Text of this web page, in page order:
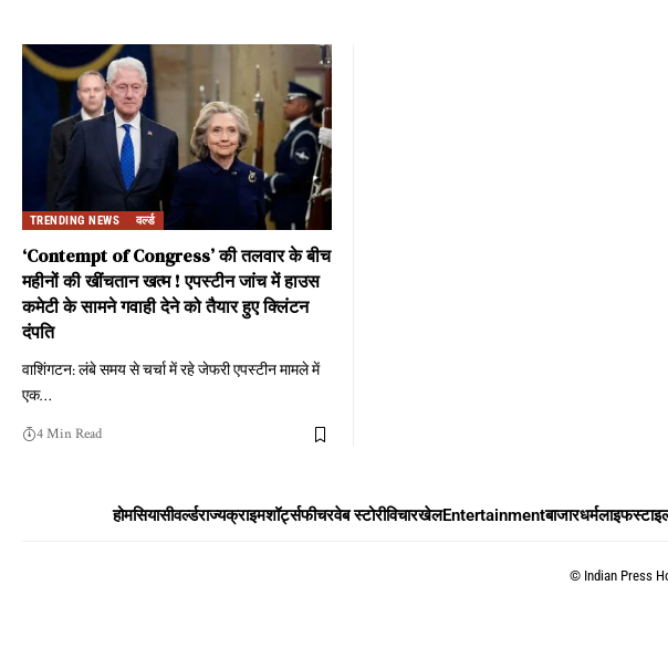
TRENDING NEWS वर्ल्ड
‘Contempt of Congress’ की तलवार के बीच
महीनों की खींचतान खत्म ! एपस्टीन जांच में हाउस
कमेटी के सामने गवाही देने को तैयार हुए क्लिंटन
दंपति
वाशिंगटन: लंबे समय से चर्चा में रहे जेफरी एपस्टीन मामले में
एक…
4 Min Read
होमसियासीवर्ल्डराज्यक्राइमशॉर्ट्सफीचरवेब स्टोरीविचारखेलEntertainmentबाजारधर्म
© Indian Press